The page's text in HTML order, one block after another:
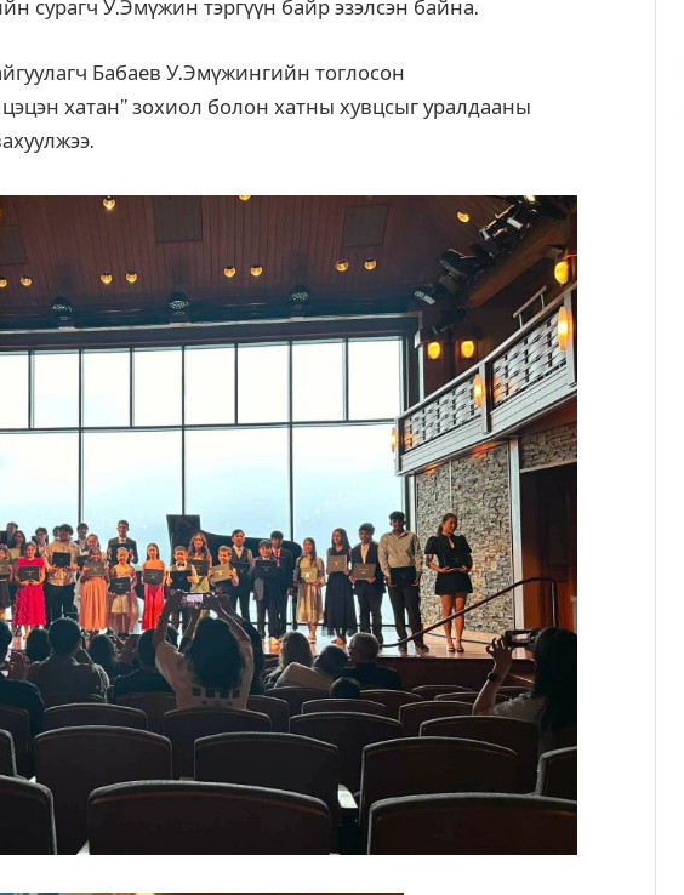
сурагч У.Эмүжин тэргүүн байр эзэлсэн байна.
Бабаев У.Эмүжингийн тоглосон
хатан” зохиол болон хатны хувцсыг уралдааны